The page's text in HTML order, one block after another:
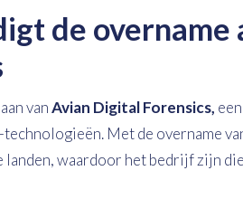
de overname
vanAvian Digital Forensics,
Met de overname
landen, waardoor het bedrijf zijn